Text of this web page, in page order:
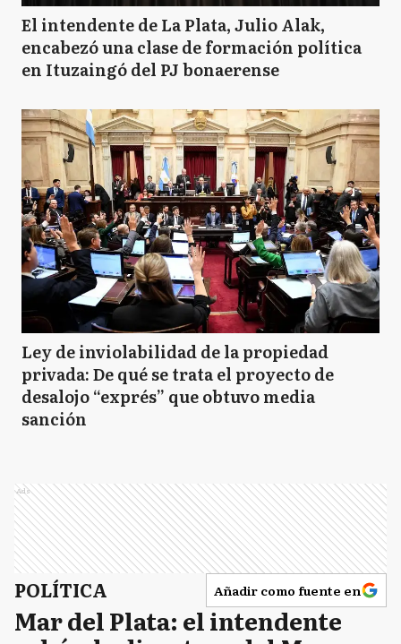
El intendente de La Plata, Julio Alak,
encabezó una clase de formación política
en Ituzaingó del PJ bonaerense
Ley de inviolabilidad de la propiedad
privada: De qué se trata el proyecto de
desalojo “exprés” que obtuvo media
sanción
Ads
POLÍTICA Añadir como fuente en
Mar del Plata: el intendente